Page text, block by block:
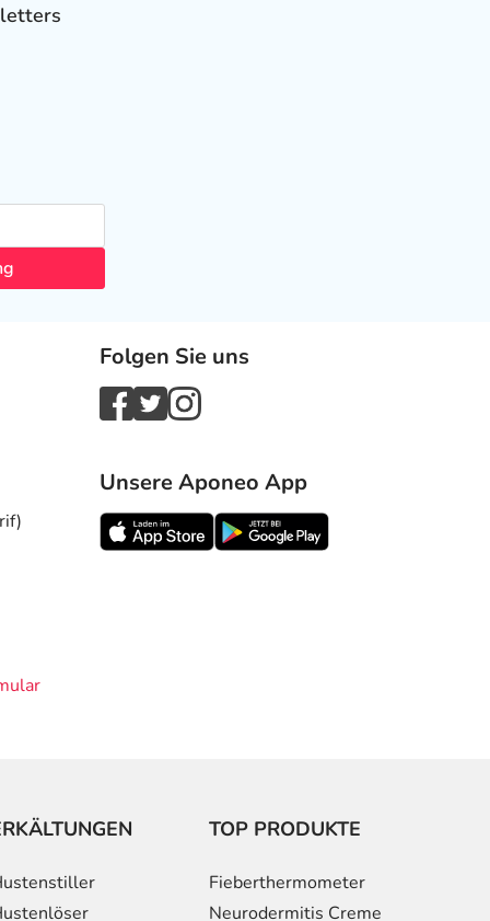
Folgen Sie uns
Unsere Aponeo App
TOP PRODUKTE
Fieberthermometer
Neurodermitis Creme